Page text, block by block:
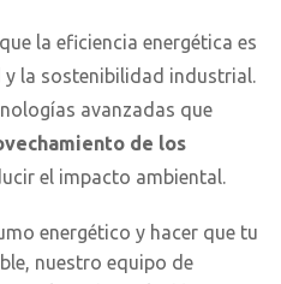
la eficiencia energética es
la sostenibilidad industrial.
avanzadas que
de los
el impacto ambiental.
energético y hacer que tu
nuestro equipo de